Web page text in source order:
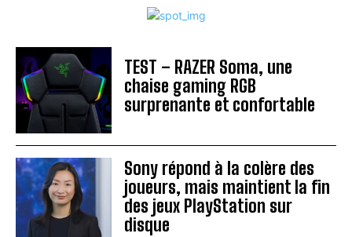
TEST – RAZER Soma, une
chaise gaming RGB
surprenante et confortable
Sony répond à la colère des
joueurs, mais maintient la fin
des jeux PlayStation sur
disque